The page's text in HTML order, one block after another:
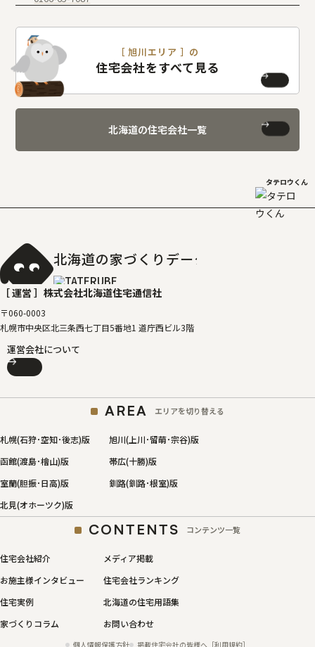
［ 旭川エリア ］の
住宅会社をすべて見る
北海道の住宅会社一覧
タテロウくん
北海道の家づくりデータベース
［ 運営 ］ 株式会社北海道住宅通信社
〒060-0003
札幌市中央区北三条西七丁目5番地1 道庁西ビル3階
運営会社について
AREA エリアを切り替える
札幌(石狩･空知･後志)版
旭川(上川･留萌･宗谷)版
函館(渡島･檜山)版
帯広(十勝)版
室蘭(胆振･日高)版
釧路(釧路･根室)版
北見(オホーツク)版
CONTENTS コンテンツ一覧
住宅会社紹介
メディア掲載
お施主様インタビュー
住宅会社ランキング
住宅実例
北海道の住宅用語集
家づくりコラム
お問い合わせ
個人情報保護方針 掲載住宅会社の皆様へ［利用規約］